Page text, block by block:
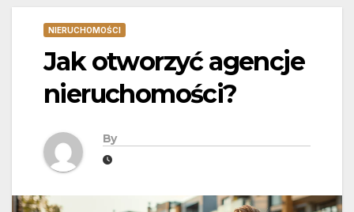
NIERUCHOMOŚCI
Jak otworzyć agencje
nieruchomości?
By